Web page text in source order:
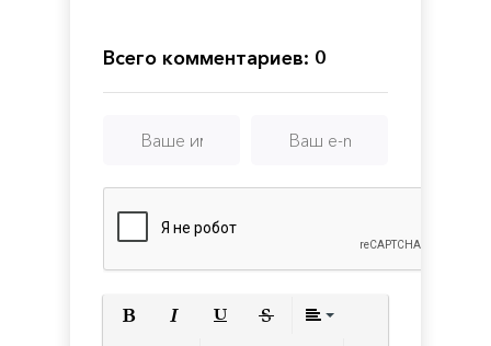
Edition
Всего комментариев: 0